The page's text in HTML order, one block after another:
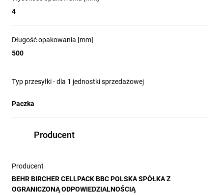
4
Długość opakowania [mm]
500
Typ przesyłki - dla 1 jednostki sprzedażowej
Paczka
Producent
Producent
BEHR BIRCHER CELLPACK BBC POLSKA SPÓŁKA Z
OGRANICZONĄ ODPOWIEDZIALNOŚCIĄ